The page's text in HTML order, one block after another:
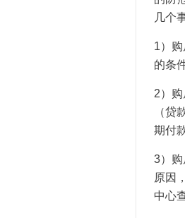
几个
1）
的条
2）
（贷
期付
3）
原因
中心